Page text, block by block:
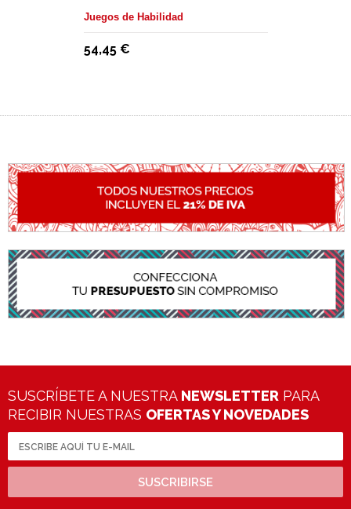
Juegos de Habilidad
54,45 €
SUSCRÍBETE A NUESTRA NEWSLETTER PARA
RECIBIR NUESTRAS OFERTAS Y NOVEDADES
SUSCRIBIRSE